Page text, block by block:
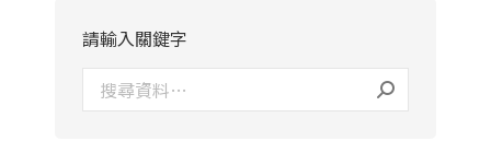
請輸入關鍵字